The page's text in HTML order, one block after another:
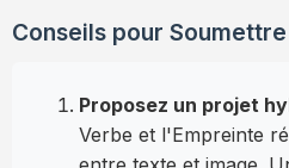
Conseils pour Soumettre
Proposez un projet
Verbe et l'Empreinte